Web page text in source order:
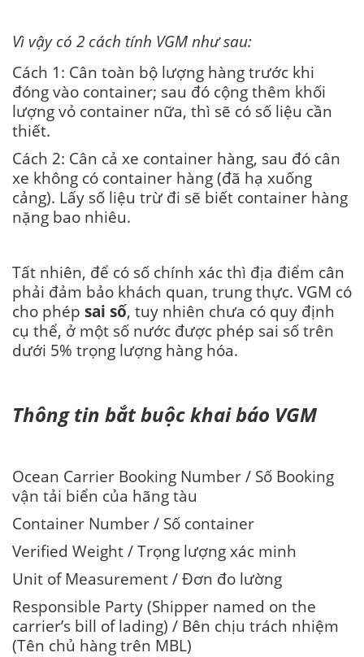
Vì vậy có 2 cách tính VGM như sau:
Cách 1: Cân toàn bộ lượng hàng trước khi
đóng vào container; sau đó cộng thêm khối
lượng vỏ container nữa, thì sẽ có số liệu cần
thiết.
Cách 2: Cân cả xe container hàng, sau đó cân
xe không có container hàng (đã hạ xuống
cảng). Lấy số liệu trừ đi sẽ biết container hàng
nặng bao nhiêu.
Tất nhiên, để có số chính xác thì địa điểm cân
phải đảm bảo khách quan, trung thực. VGM có
cho phép sai số, tuy nhiên chưa có quy định
cụ thể, ở một số nước được phép sai số trên
dưới 5% trọng lượng hàng hóa.
Thông tin bắt buộc khai báo VGM
Ocean Carrier Booking Number / Số Booking
vận tải biển của hãng tàu
Container Number / Số container
Verified Weight / Trọng lượng xác minh
Unit of Measurement / Đơn đo lường
Responsible Party (Shipper named on the
carrier’s bill of lading) / Bên chịu trách nhiệm
(Tên chủ hàng trên MBL)